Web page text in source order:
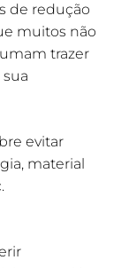
de redução
muitos não
trazer
evitar
material